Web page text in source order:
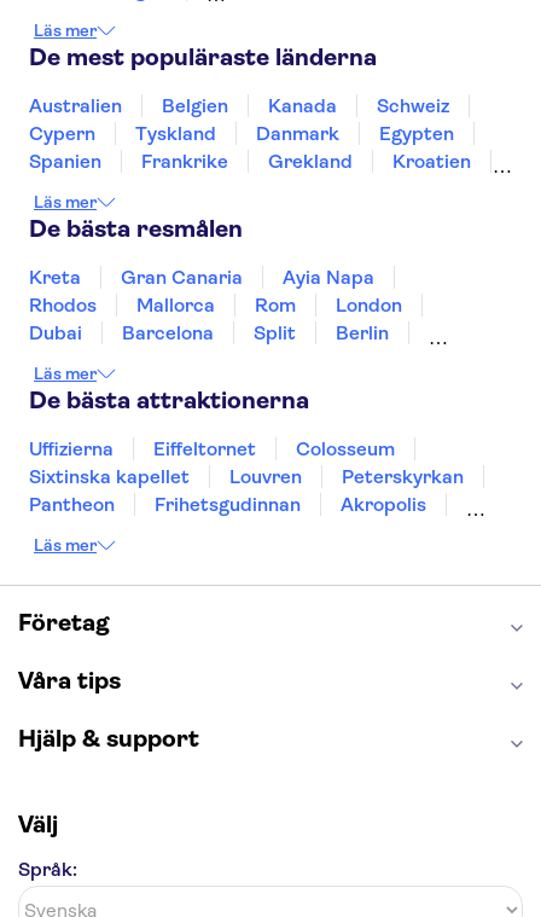
Fondation Maeght
Eiffeltornet
Slottet i Versailles
Floden Seine
Resor från Paris
Disneyland® Paris
Notre Dame-katedralen
Loiredalen och slotten
Läs mer
De mest populäraste länderna
Australien Belgien Kanada
Schweiz
Cypern
Tyskland Danmark
Egypten
Spanien
Frankrike Grekland
Kroatien
Sverige
Thailand
Läs mer
De bästa resmålen
Kreta Gran Canaria
Ayia Napa
Rhodos
Mallorca Rom
London
Dubai
Barcelona Split
Berlin
Gdansk
Oslo Helsingfors
Helsingborg
Läs mer
De bästa attraktionerna
Uffizierna Eiffeltornet
Colosseum
Sixtinska kapellet
Louvren
Peterskyrkan
Pantheon
Frihetsgudinnan
Akropolis
Burj Khalifa
Saltgruvan i Wieliczka
Alhambra
Caminito del Rey
London Dungeon
Läs mer
Företag
Våra tips
Hjälp & support
Välj
Språk: